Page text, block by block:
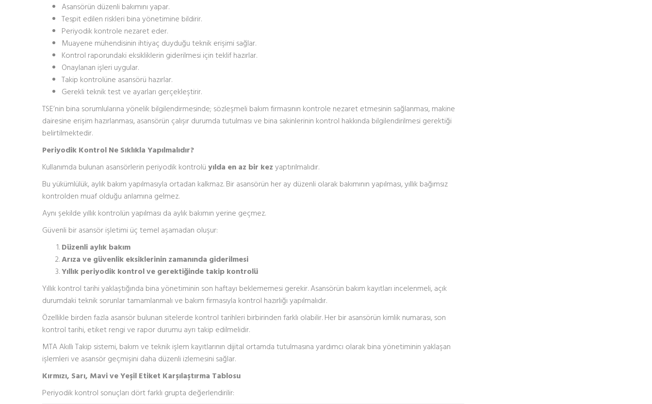
Asansörün düzenli bakımını yapar.
Tespit edilen riskleri bina yönetimine bildirir.
Periyodik kontrole nezaret eder.
Muayene mühendisinin ihtiyaç duyduğu teknik erişimi sağlar.
Kontrol raporundaki eksikliklerin giderilmesi için teklif hazırlar.
Onaylanan işleri uygular.
Takip kontrolüne asansörü hazırlar.
Gerekli teknik test ve ayarları gerçekleştirir.
TSE’nin bina sorumlularına yönelik bilgilendirmesinde; sözleşmeli bakım firmasının kontrole nezaret etmesinin sağlanması, makine
dairesine erişim hazırlanması, asansörün çalışır durumda tutulması ve bina sakinlerinin kontrol hakkında bilgilendirilmesi gerektiği
belirtilmektedir.
Periyodik Kontrol Ne Sıklıkla Yapılmalıdır?
Kullanımda bulunan asansörlerin periyodik kontrolü yılda en az bir kez yaptırılmalıdır.
Bu yükümlülük, aylık bakım yapılmasıyla ortadan kalkmaz. Bir asansörün her ay düzenli olarak bakımının yapılması, yıllık bağımsız
kontrolden muaf olduğu anlamına gelmez.
Aynı şekilde yıllık kontrolün yapılması da aylık bakımın yerine geçmez.
Güvenli bir asansör işletimi üç temel aşamadan oluşur:
Düzenli aylık bakım
Arıza ve güvenlik eksiklerinin zamanında giderilmesi
Yıllık periyodik kontrol ve gerektiğinde takip kontrolü
Yıllık kontrol tarihi yaklaştığında bina yönetiminin son haftayı beklememesi gerekir. Asansörün bakım kayıtları incelenmeli, açık
durumdaki teknik sorunlar tamamlanmalı ve bakım firmasıyla kontrol hazırlığı yapılmalıdır.
Özellikle birden fazla asansör bulunan sitelerde kontrol tarihleri birbirinden farklı olabilir. Her bir asansörün kimlik numarası, son
kontrol tarihi, etiket rengi ve rapor durumu ayrı takip edilmelidir.
MTA Akıllı Takip sistemi, bakım ve teknik işlem kayıtlarının dijital ortamda tutulmasına yardımcı olarak bina yönetiminin yaklaşan
işlemleri ve asansör geçmişini daha düzenli izlemesini sağlar.
Kırmızı, Sarı, Mavi ve Yeşil Etiket Karşılaştırma Tablosu
Periyodik kontrol sonuçları dört farklı grupta değerlendirilir: